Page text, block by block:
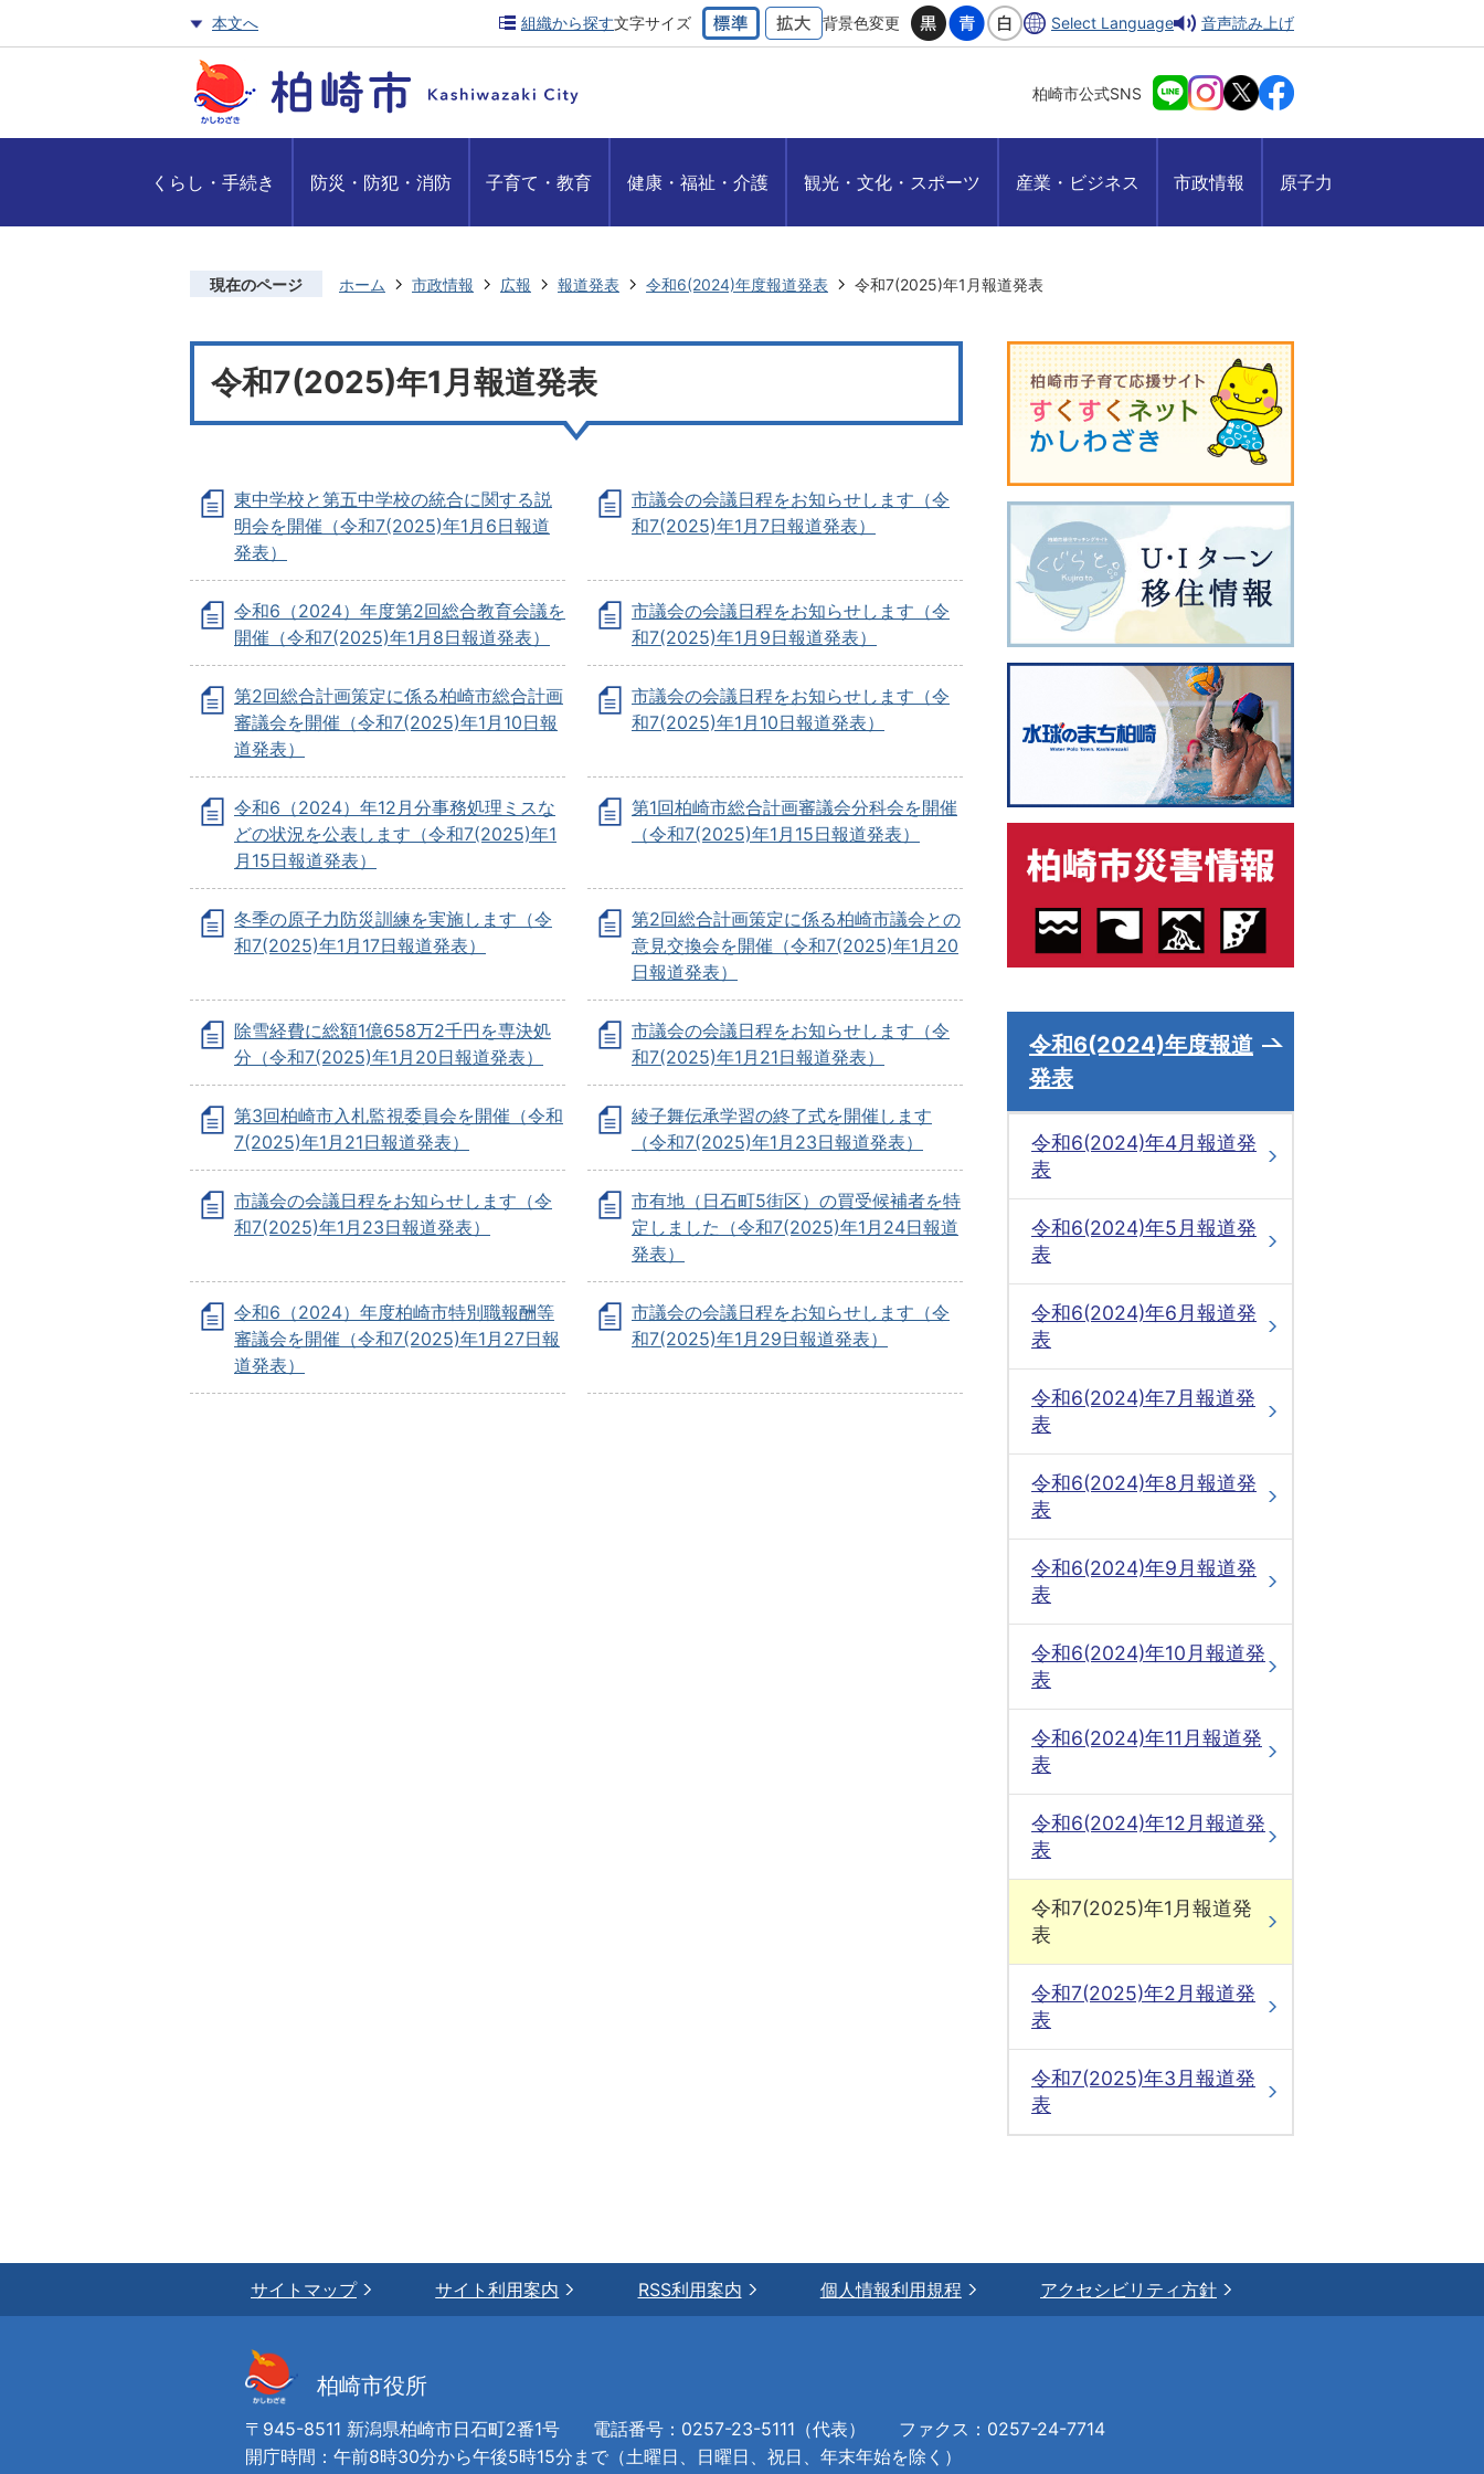
本文へ 組織から探す文字サイズ 背景色変更 Select Language 音声読み上げ
柏崎市公式SNS
くらし・手続き 防災・防犯・消防 子育て・教育 健康・福祉・介護 観光・文化・スポーツ 産業・ビジネス 市政情報 原子力
現在のページ ホーム 市政情報 広報 報道発表 令和6(2024)年度報道発表 令和7(2025)年1月報道発表
令和7(2025)年1月報道発表
東中学校と第五中学校の統合に関する説
明会を開催（令和7(2025)年1月6日報道
発表）
市議会の会議日程をお知らせします（令
和7(2025)年1月7日報道発表）
令和6（2024）年度第2回総合教育会議を
開催（令和7(2025)年1月8日報道発表）
市議会の会議日程をお知らせします（令
和7(2025)年1月9日報道発表）
第2回総合計画策定に係る柏崎市総合計画
審議会を開催（令和7(2025)年1月10日報
道発表）
市議会の会議日程をお知らせします（令
和7(2025)年1月10日報道発表）
令和6（2024）年12月分事務処理ミスな
どの状況を公表します（令和7(2025)年1
月15日報道発表）
第1回柏崎市総合計画審議会分科会を開催
（令和7(2025)年1月15日報道発表）
冬季の原子力防災訓練を実施します（令
和7(2025)年1月17日報道発表）
第2回総合計画策定に係る柏崎市議会との
意見交換会を開催（令和7(2025)年1月20
日報道発表）
除雪経費に総額1億658万2千円を専決処
分（令和7(2025)年1月20日報道発表）
市議会の会議日程をお知らせします（令
和7(2025)年1月21日報道発表）
第3回柏崎市入札監視委員会を開催（令和
7(2025)年1月21日報道発表）
綾子舞伝承学習の終了式を開催します
（令和7(2025)年1月23日報道発表）
市議会の会議日程をお知らせします（令
和7(2025)年1月23日報道発表）
市有地（日石町5街区）の買受候補者を特
定しました（令和7(2025)年1月24日報道
発表）
令和6（2024）年度柏崎市特別職報酬等
審議会を開催（令和7(2025)年1月27日報
道発表）
市議会の会議日程をお知らせします（令
和7(2025)年1月29日報道発表）
令和6(2024)年度報道
発表
令和6(2024)年4月報道発
表
令和6(2024)年5月報道発
表
令和6(2024)年6月報道発
表
令和6(2024)年7月報道発
表
令和6(2024)年8月報道発
表
令和6(2024)年9月報道発
表
令和6(2024)年10月報道発
表
令和6(2024)年11月報道発
表
令和6(2024)年12月報道発
表
令和7(2025)年1月報道発
表
令和7(2025)年2月報道発
表
令和7(2025)年3月報道発
表
サイトマップ サイト利用案内 RSS利用案内 個人情報利用規程 アクセシビリティ方針
柏崎市役所
〒945-8511 新潟県柏崎市日石町2番1号 電話番号：0257-23-5111（代表）
ファクス：0257-24-7714
開庁時間：午前8時30分から午後5時15分まで（土曜日、日曜日、祝日、年末年始を除く）